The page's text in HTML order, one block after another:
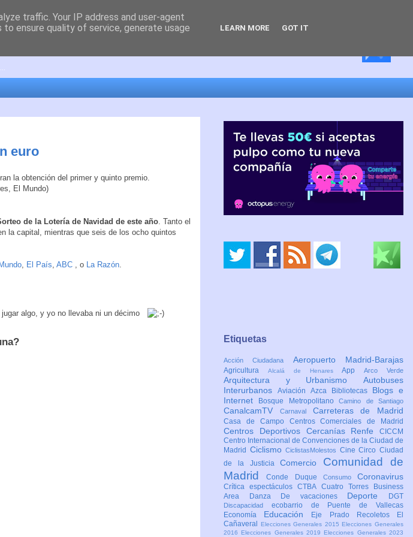
euro
de la Lotería de Navidad de este año . Tanto el
la capital, mientras que seis de los ocho quintos
El País ABC , o La Razón
algo, y yo no llevaba ni un décimo
Etiquetas
Acción Ciudadana Aeropuerto Madrid-Barajas
Agricultura Alcalá de HenaresAppArco Verde
Arquitectura y Urbanismo Autobuses
Interurbanos Aviación Azca Bibliotecas Blogs e
Internet
Bosque MetropolitanoCamino de Santiago
CanalcamTV Carnaval Carreteras de Madrid
Casa de Campo Centros Comerciales de Madrid
Centros Deportivos Cercanías Renfe CICCM
Centro Internacional de Convenciones de la Ciudad de
Madrid CiclismoCiclistasMolestos CineCircoCiudad
de la JusticiaComercio Comunidad de
MadridConde Duque Consumo Coronavirus
Crítica espectáculosCTBA Cuatro Torres Business
Area
Danza De vacaciones Deporte DGT
Discapacidad ecobarrio de Puente de Vallecas
Economía Educación Eje Prado Recoletos
El
Cañaveral
Elecciones Generales 2015 Elecciones Generales
2016 Elecciones Generales 2019 Elecciones Generales 2023
traffic. Your IP address and user-agent
ensure quality of service, generate usage
LEARN MORE GOT IT